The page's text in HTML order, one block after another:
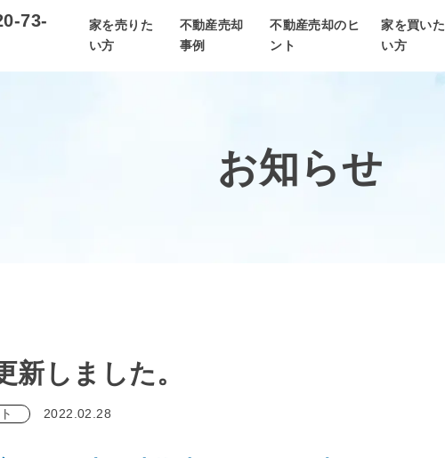
73-
家を売りた
い方
不動産売却
事例
不動産売却のヒ
ント
家を買いた
い方
お知らせ
新しました。
2022.02.28